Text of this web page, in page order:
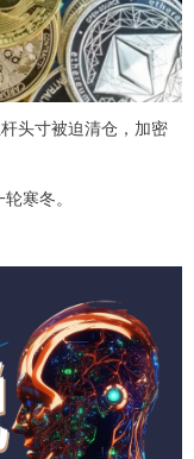
头寸被迫清仓，加密
寒冬。